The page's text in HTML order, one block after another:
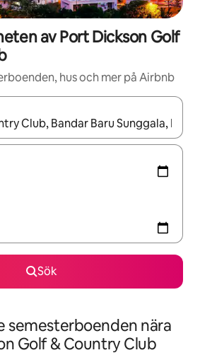
av Port Dickson Golf
hus och mer på Airbnb
kan du navigera med upp- och
Sök
semesterboenden nära
Golf & Country Club